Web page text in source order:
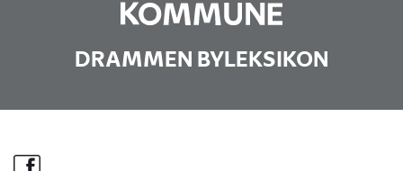
DRAMMEN BYLEKSIKON